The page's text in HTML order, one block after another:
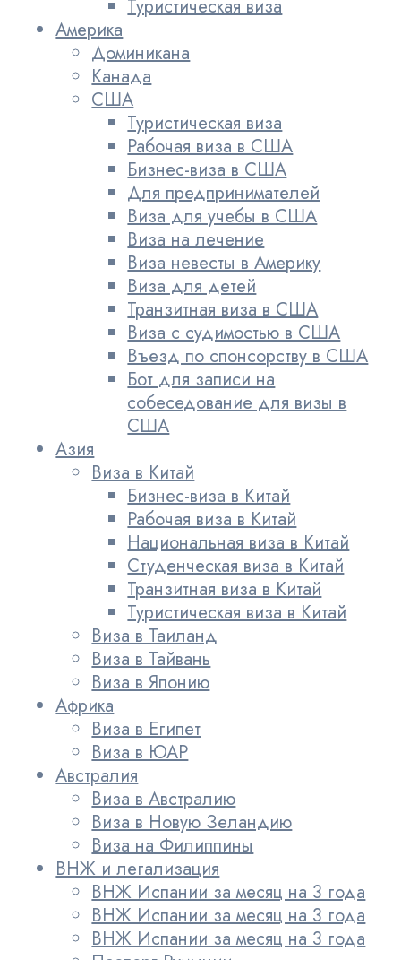
Туристическая виза
Америка
Доминикана
Канада
США
Туристическая виза
Рабочая виза в США
Бизнес-виза в США
Для предпринимателей
Виза для учебы в США
Виза на лечение
Виза невесты в Америку
Виза для детей
Транзитная виза в США
Виза с судимостью в США
Въезд по спонсорству в США
Бот для записи на
собеседование для визы в
США
Азия
Виза в Китай
Бизнес-виза в Китай
Рабочая виза в Китай
Национальная виза в Китай
Студенческая виза в Китай
Транзитная виза в Китай
Туристическая виза в Китай
Виза в Таиланд
Виза в Тайвань
Виза в Японию
Африка
Виза в Египет
Виза в ЮАР
Австралия
Виза в Австралию
Виза в Новую Зеландию
Виза на Филиппины
ВНЖ и легализация
ВНЖ Испании за месяц на 3 года
ВНЖ Испании за месяц на 3 года
ВНЖ Испании за месяц на 3 года